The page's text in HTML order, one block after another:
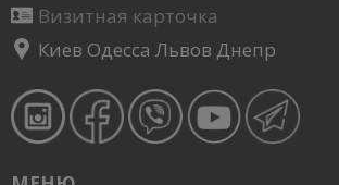
Визитная карточка
Киев Одесса Львов Днепр